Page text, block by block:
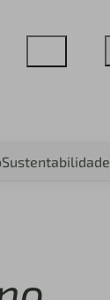
Sustentabilidade